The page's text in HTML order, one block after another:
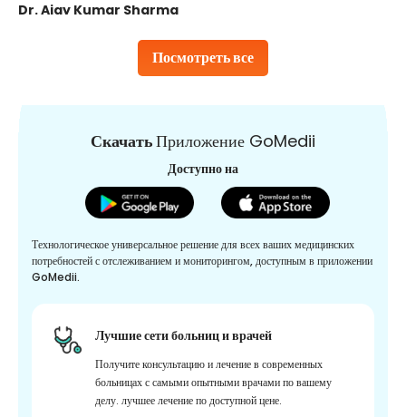
Посмотреть все
Dr. Ajay Kumar Sharma
СкачатьПриложение GoMedii
Доступно на
Технологическое универсальное решение для всех ваших медицинских
потребностей с отслеживанием и мониторингом, доступным в приложении
GoMedii.
Лучшие сети больниц и врачей
Получите консультацию и лечение в современных
больницах с самыми опытными врачами по вашему
делу. лучшее лечение по доступной цене.